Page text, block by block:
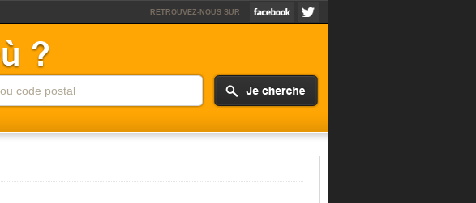
RETROUVEZ-NOUS SUR